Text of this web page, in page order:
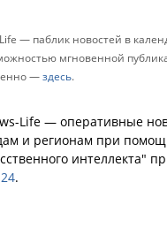
— паблик новостей в
мгновенной
—здесь.
Life — оперативные
и регионам при
интеллекта"
.